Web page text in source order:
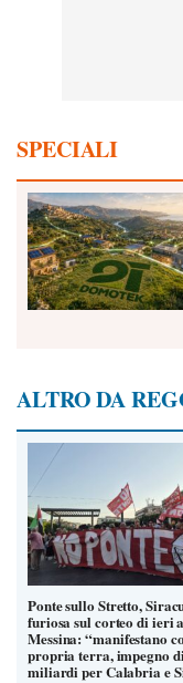
SPECIALI
ALTRO DA
Ponte sullo Stretto,
furiosa sul corteo di ieri a
Messina: “manifestano
propria terra, impegno
miliardi per Calabria e